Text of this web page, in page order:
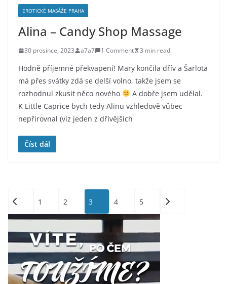
EROTICKÉ MASÁŽE PRAHA
Alina – Candy Shop Massage
30 prosince, 2023 a7a7 1 Comment 3 min read
Hodně příjemné překvapení! Mary končila dřív a Šarlota
má přes svátky zdá se delší volno, takže jsem se
rozhodnul zkusit něco nového
A dobře jsem udělal.
K Little Caprice bych tedy Alinu vzhledově vůbec
nepřirovnal (viz jeden z dřívějších
Číst dál
Stránkování
příspěvků
1 2 3 4 5